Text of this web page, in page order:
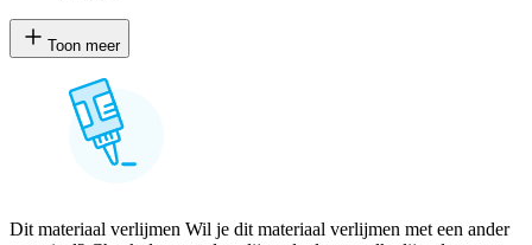
Toon meer
Dit materiaal verlijmen Wil je dit materiaal verlijmen met een ander